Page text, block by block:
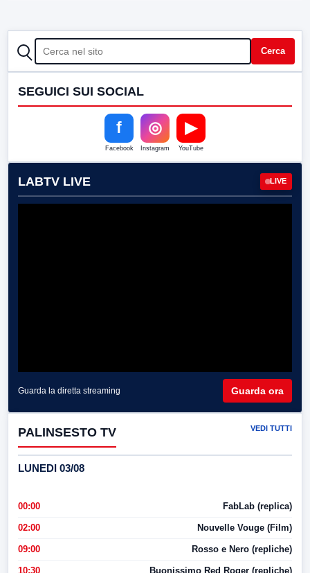
CERCA Cerca
SEGUICI SUI SOCIAL
f
Facebook
◎
Instagram
▶
YouTube
LABTV LIVE LIVE
Guarda la diretta streaming Guarda ora
PALINSESTO TV VEDI TUTTI
LUNEDI 03/08
00:00 FabLab (replica)
02:00 Nouvelle Vouge (Film)
09:00 Rosso e Nero (repliche)
10:30 Buonissimo Red Roger (repliche)